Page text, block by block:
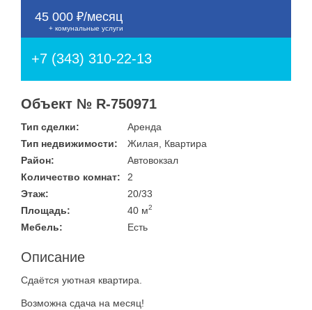
Санузел
Балконов
Лоджий
45 000 ₽/месяц
+ комунальные услуги
+7 (343) 310-22-13
Объект № R-750971
Тип сделки:
Аренда
Тип недвижимости:
Жилая, Квартира
Район:
Автовокзал
Количество комнат:
2
Этаж:
20/33
Площадь:
40 м2
Мебель: Есть
Описание
Cдаётcя уютнaя кваpтиpа.
Возможна сдача на месяц!